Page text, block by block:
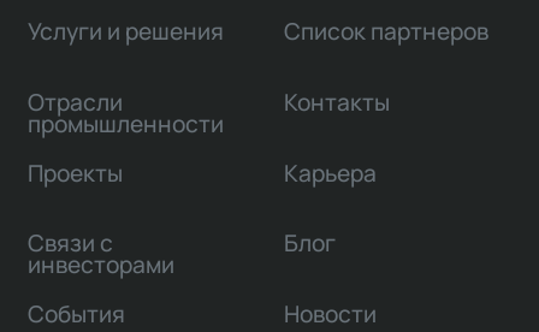
Услуги и решения
Отрасли
промышленности
Проекты
Связи с
инвесторами
Список партнеров
Контакты
Карьера
Блог
События Новости